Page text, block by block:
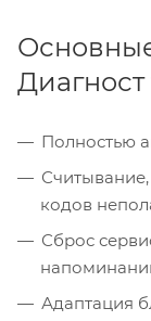
Диагност
Полностью
кодов
Сброс
Адаптация